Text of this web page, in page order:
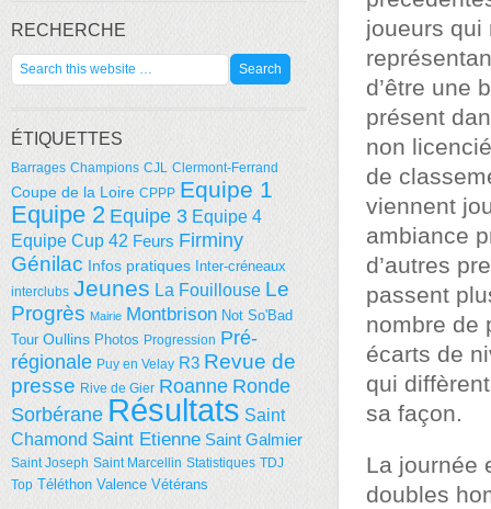
joueurs qui
d’être une
présent
non
de
viennent
ambiance
d’autres
passent
nombre de
écarts de
qui
sa façon.
La journée
doubles
RECHERCHE
ÉTIQUETTES
Barrages Champions CJL Clermont-Ferrand
Coupe de la Loire CPPP Equipe 1
Equipe 2 Equipe 3 Equipe 4
Equipe Cup 42 Feurs Firminy
Génilac Infos pratiques Inter-créneaux
interclubs Jeunes La Fouillouse Le
Progrès Mairie Montbrison Not So'Bad
Tour Oullins Photos Progression Pré-
régionale Puy en Velay R3 Revue de
presse Rive de Gier Roanne Ronde
Sorbérane Résultats Saint
Chamond Saint Etienne Saint Galmier
Saint Joseph Saint Marcellin Statistiques TDJ
Top Téléthon Valence Vétérans